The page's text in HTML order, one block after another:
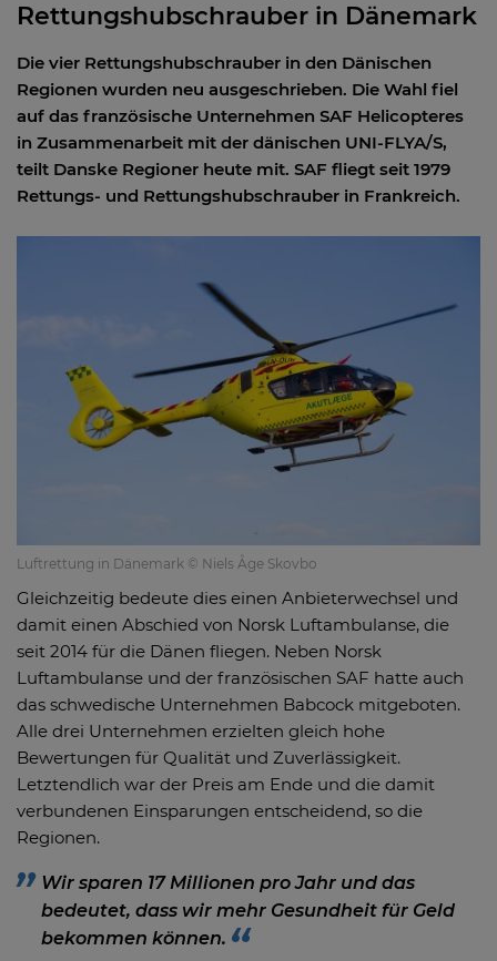
Rettungshubschrauber in Dänemark
Die vier Rettungshubschrauber in den Dänischen
Regionen wurden neu ausgeschrieben. Die Wahl fiel
auf das französische Unternehmen SAF Helicopteres
in Zusammenarbeit mit der dänischen UNI-FLYA/S,
teilt Danske Regioner heute mit. SAF fliegt seit 1979
Rettungs- und Rettungshubschrauber in Frankreich.
Luftrettung in Dänemark © Niels Åge Skovbo
Gleichzeitig bedeute dies einen Anbieterwechsel und
damit einen Abschied von Norsk Luftambulanse, die
seit 2014 für die Dänen fliegen. Neben Norsk
Luftambulanse und der französischen SAF hatte auch
das schwedische Unternehmen Babcock mitgeboten.
Alle drei Unternehmen erzielten gleich hohe
Bewertungen für Qualität und Zuverlässigkeit.
Letztendlich war der Preis am Ende und die damit
verbundenen Einsparungen entscheidend, so die
Regionen.
Wir sparen 17 Millionen pro Jahr und das
bedeutet, dass wir mehr Gesundheit für Geld
bekommen können.